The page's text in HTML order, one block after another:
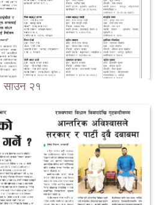
साउन २१